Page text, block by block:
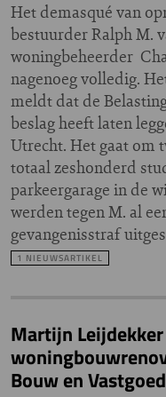
Het demasqué van
bestuurder Ralph M.
woningbeheerder
nagenoeg volledig.
meldt dat de
beslag heeft laten
Utrecht. Het gaat om
totaal zeshonderd
parkeergarage in de
werden tegen M. al
gevangenisstraf
1 NIEUWSARTIKEL
Martijn
Bouw en